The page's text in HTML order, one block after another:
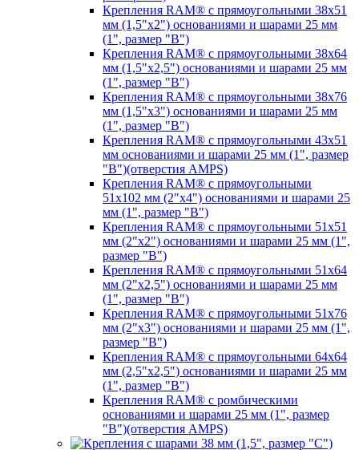
Крепления RAM® с прямоугольными 38х51
мм (1,5"х2") основаниями и шарами 25 мм
(1", размер "B")
Крепления RAM® с прямоугольными 38х64
мм (1,5"х2,5") основаниями и шарами 25 мм
(1", размер "B")
Крепления RAM® с прямоугольными 38х76
мм (1,5"х3") основаниями и шарами 25 мм
(1", размер "B")
Крепления RAM® с прямоугольными 43x51
мм основаниями и шарами 25 мм (1", размер
"B")(отверстия AMPS)
Крепления RAM® с прямоугольными
51х102 мм (2"х4") основаниями и шарами 25
мм (1", размер "B")
Крепления RAM® с прямоугольными 51х51
мм (2"х2") основаниями и шарами 25 мм (1",
размер "B")
Крепления RAM® с прямоугольными 51х64
мм (2"х2,5") основаниями и шарами 25 мм
(1", размер "B")
Крепления RAM® с прямоугольными 51х76
мм (2"х3") основаниями и шарами 25 мм (1",
размер "B")
Крепления RAM® с прямоугольными 64х64
мм (2,5"х2,5") основаниями и шарами 25 мм
(1", размер "B")
Крепления RAM® с ромбическими
основаниями и шарами 25 мм (1", размер
"B")(отверстия AMPS)